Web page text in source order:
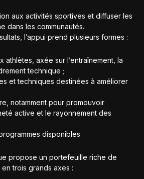
aux activités sportives et diffuser les
dans les communautés.
l’appui prend plusieurs formes :
athlètes, axée sur l’entraînement, la
technique ;
et techniques destinées à améliorer
notamment pour promouvoir
active et le rayonnement des
disponibles
propose un portefeuille riche de
trois grands axes :